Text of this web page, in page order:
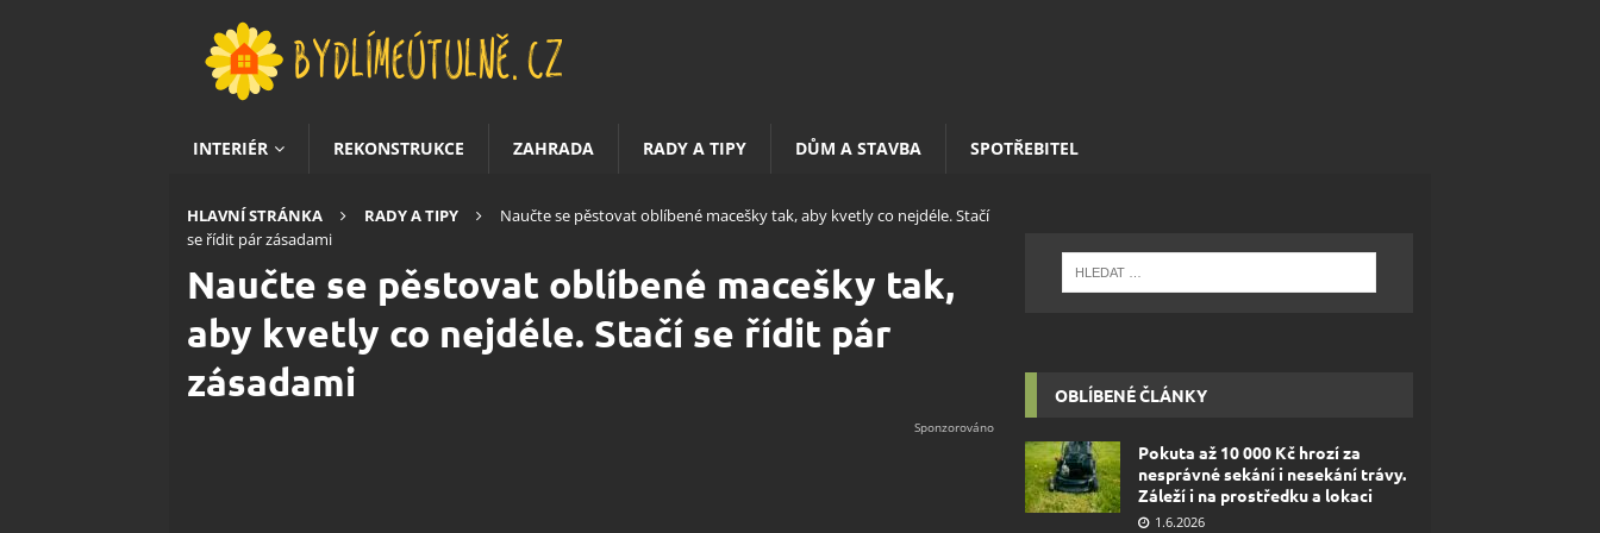
INTERIÉR REKONSTRUKCE ZAHRADA RADY A TIPY DŮM A STAVBA SPOTŘEBITEL
HLAVNÍ STRÁNKA RADY A TIPY
Naučte se pěstovat oblíbené macešky tak, aby kvetly co nejdéle. Stačí
se řídit pár zásadami
Naučte se pěstovat oblíbené macešky tak,
aby kvetly co nejdéle. Stačí se řídit pár
zásadami
OBLÍBENÉ ČLÁNKY
Pokuta až 10 000 Kč hrozí za
nesprávné sekání i nesekání trávy.
Záleží i na prostředku a lokaci
1.6.2026